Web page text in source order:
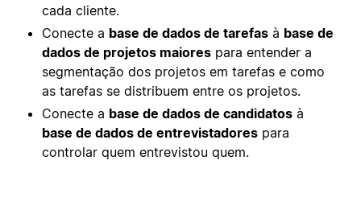
cada cliente.
Conecte a base de dados de tarefas à base de
dados de projetos maiores para entender a
segmentação dos projetos em tarefas e como
as tarefas se distribuem entre os projetos.
Conecte a base de dados de candidatos à
base de dados de entrevistadores para
controlar quem entrevistou quem.